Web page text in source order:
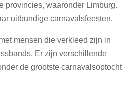
provincies, waaronder Limburg.
uitbundige carnavalsfeesten.
mensen die verkleed zijn in
Er zijn verschillende
de grootste carnavalsoptocht